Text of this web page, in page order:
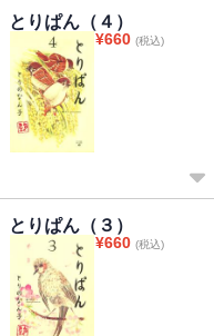
とりぱん（４）
¥660 (税込)
とりぱん（３）
¥660 (税込)